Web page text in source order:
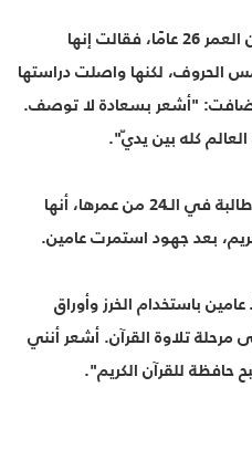
أما الطالبة نازلي زورلو، البالغة من العمر 26 عامًا، فقالت إنها
الحروف، لكنها واصلت دراستها
"أشعر بسعادة لا توصف.
العالم كله بين يديّ".
بدورها، أوضحت أداء زورلو، وهي طالبة في الـ24 من عمرها، أنها
بعد جهود استمرت عامين.
باستخدام الخرز وأوراق
مرحلة تلاوة القرآن. أشعر أنني
حافظة للقرآن الكريم".